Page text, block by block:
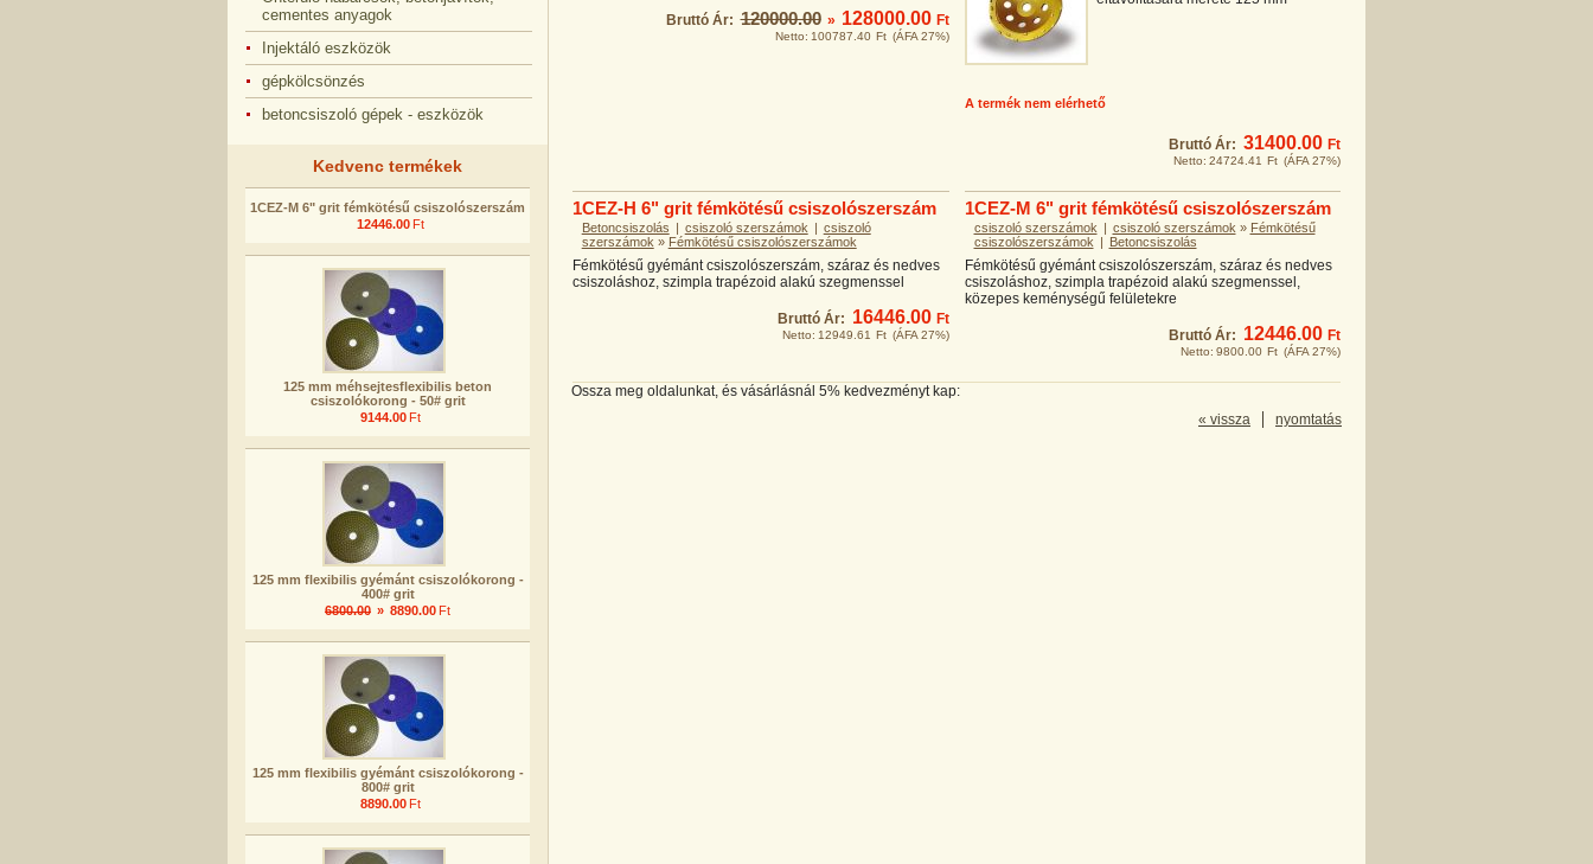
cementes anyagok
Injektáló eszközök
gépkölcsönzés
betoncsiszoló gépek - eszközök
Kedvenc termékek
1CEZ-M 6" grit fémkötésű csiszolószerszám
12446.00 Ft
125 mm méhsejtesflexibilis beton
csiszolókorong - 50# grit
9144.00 Ft
125 mm flexibilis gyémánt csiszolókorong -
400# grit
6800.00 » 8890.00 Ft
125 mm flexibilis gyémánt csiszolókorong -
800# grit
8890.00 Ft
Bruttó Ár: 120000.00 » 128000.00 Ft
Netto: 100787.40 Ft (ÁFA 27%)
A termék nem elérhető
Bruttó Ár: 31400.00 Ft
Netto: 24724.41 Ft (ÁFA 27%)
1CEZ-H 6" grit fémkötésű csiszolószerszám
Betoncsiszolás | csiszoló szerszámok | csiszoló
szerszámok » Fémkötésű csiszolószerszámok
Fémkötésű gyémánt csiszolószerszám, száraz és nedves
csiszoláshoz, szimpla trapézoid alakú szegmenssel
Bruttó Ár: 16446.00 Ft
Netto: 12949.61 Ft (ÁFA 27%)
1CEZ-M 6" grit fémkötésű csiszolószerszám
csiszoló szerszámok | csiszoló szerszámok » Fémkötésű
csiszolószerszámok | Betoncsiszolás
Fémkötésű gyémánt csiszolószerszám, száraz és nedves
csiszoláshoz, szimpla trapézoid alakú szegmenssel,
közepes keménységű felületekre
Bruttó Ár: 12446.00 Ft
Netto: 9800.00 Ft (ÁFA 27%)
Ossza meg oldalunkat, és vásárlásnál 5% kedvezményt kap:
nyomtatás
« vissza